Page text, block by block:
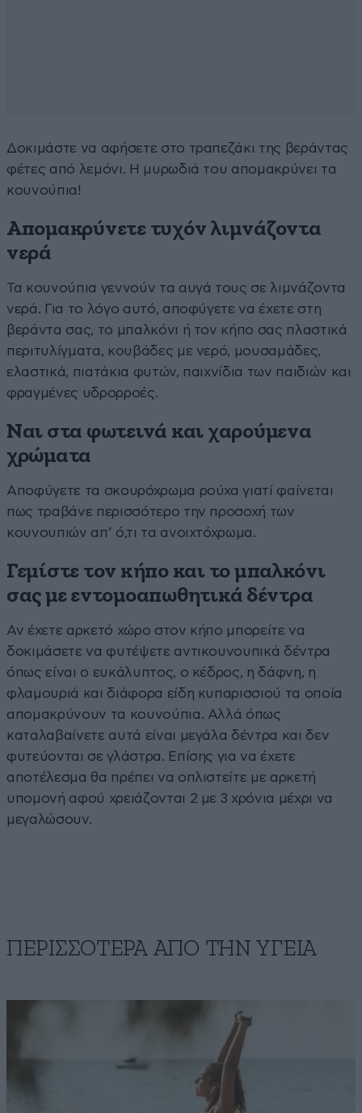
Δοκιμάστε να αφήσετε στο τραπεζάκι της βεράντας
φέτες από λεμόνι. Η μυρωδιά του απομακρύνει τα
κουνούπια!
Απομακρύνετε τυχόν λιμνάζοντα
νερά
Τα κουνούπια γεννούν τα αυγά τους σε λιμνάζοντα
νερά. Για το λόγο αυτό, αποφύγετε να έχετε στη
βεράντα σας, το μπαλκόνι ή τον κήπο σας πλαστικά
περιτυλίγματα, κουβάδες με νερό, μουσαμάδες,
ελαστικά, πιατάκια φυτών, παιχνίδια των παιδιών και
φραγμένες υδρορροές.
Ναι στα φωτεινά και χαρούμενα
χρώματα
Αποφύγετε τα σκουρόχρωμα ρούχα γιατί φαίνεται
πως τραβάνε περισσότερο την προσοχή των
κουνουπιών απ’ ό,τι τα ανοιχτόχρωμα.
Γεμίστε τον κήπο και το μπαλκόνι
σας με εντομοαπωθητικά δέντρα
Αν έχετε αρκετό χώρο στον κήπο μπορείτε να
δοκιμάσετε να φυτέψετε αντικουνουπικά δέντρα
όπως είναι ο ευκάλυπτος, ο κέδρος, η δάφνη, η
φλαμουριά και διάφορα είδη κυπαρισσιού τα οποία
απομακρύνουν τα κουνούπια. Αλλά όπως
καταλαβαίνετε αυτά είναι μεγάλα δέντρα και δεν
φυτεύονται σε γλάστρα. Επίσης για να έχετε
αποτέλεσμα θα πρέπει να οπλιστείτε με αρκετή
υπομονή αφού χρειάζονται 2 με 3 χρόνια μέχρι να
μεγαλώσουν.
ΠΕΡΙΣΣΟΤΕΡΑ ΑΠΟ ΤΗΝ ΥΓΕΙΑ